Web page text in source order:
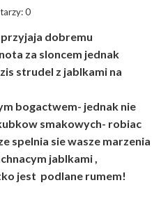
0
dobremu
za sloncem jednak
strudel z jablkami na
bogactwem- jednak nie
smakowych- robiac
spelnia sie wasze marzenia
jablkami ,
jest podlane rumem!